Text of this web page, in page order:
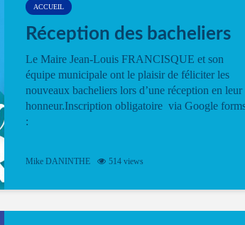
ACCUEIL
Réception des bacheliers
Le Maire Jean-Louis FRANCISQUE et son
équipe municipale ont le plaisir de féliciter les
nouveaux bacheliers lors d’une réception en leur
honneur.Inscription obligatoire via Google
:
Mike DANINTHE 514 views